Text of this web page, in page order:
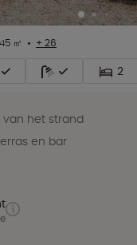
45 ㎡ + 26
2
van het strand
en bar